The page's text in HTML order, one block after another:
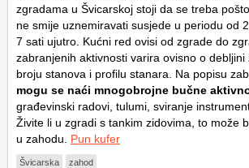
zgradama u Švicarskoj stoji da se treba
ne smije uznemiravati susjede u periodu od
7 sati ujutro. Kućni red ovisi od zgrade do
zabranjenih aktivnosti varira ovisno o debljini
broju stanova i profilu stanara. Na popisu
mogu se naći mnogobrojne bučne
građevinski radovi, tulumi, sviranje
Živite li u zgradi s tankim zidovima, to može
u zahodu. Pun kufer
Švicarska zahod